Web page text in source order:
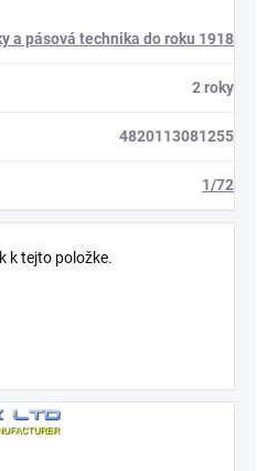
a pásová technika do roku 1918
2 roky
4820113081255
1/72
k tejto položke.